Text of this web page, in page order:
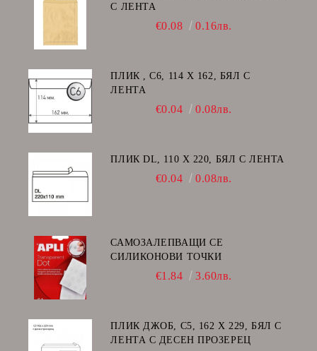
С ЛЕНТА
€0.08 0.16лв.
ПЛИК , C6, 114 Х 162, БЯЛ С
ЛЕНТА
€0.04 0.08лв.
ПЛИК DL, 110 Х 220, БЯЛ С ЛЕНТА
€0.04 0.08лв.
САМОЗАЛЕПВАЩИ СЕ
СИЛИКОНОВИ ТОЧКИ
€1.84 3.60лв.
ПЛИК ДЖОБ, C5, 162 Х 229, БЯЛ С
ЛЕНТА С ДЕСЕН ПРОЗЕРЕЦ